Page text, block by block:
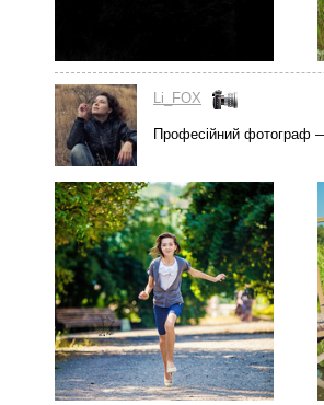
Li_FOX
Професійний фотограф